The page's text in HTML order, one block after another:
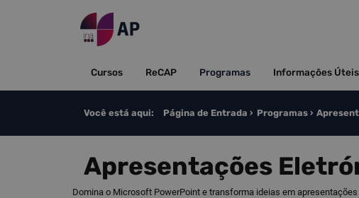
Cursos ReCAP Programas Informações Úteis
Você está aqui: Página de Entrada Programas
Apresentações
Domina o Microsoft PowerPoint e transforma ideias em